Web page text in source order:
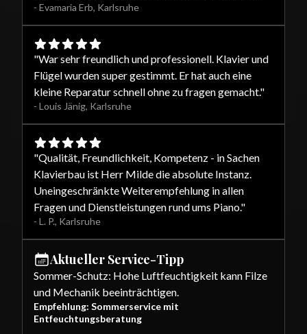
- Evamaria Erb, Karlsruhe
"War sehr freundlich und professionell. Klavier und
Flügel wurden super gestimmt. Er hat auch eine
kleine Reparatur schnell ohne zu fragen gemacht."
- Louis Jänig, Karlsruhe
"Qualität, Freundlichkeit, Kompetenz - in Sachen
Klavierbau ist Herr Milde die absolute Instanz.
Uneingeschränkte Weiterempfehlung in allen
Fragen und Dienstleistungen rund ums Piano."
- L. P., Karlsruhe
Aktueller Service-Tipp
Sommer-Schutz: Hohe Luftfeuchtigkeit kann Filze
und Mechanik beeinträchtigen.
Empfehlung: Sommerservice mit
Entfeuchtungsberatung